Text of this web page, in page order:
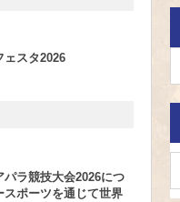
ェスタ2026
パラ競技大会2026につ
スポーツを通じて世界